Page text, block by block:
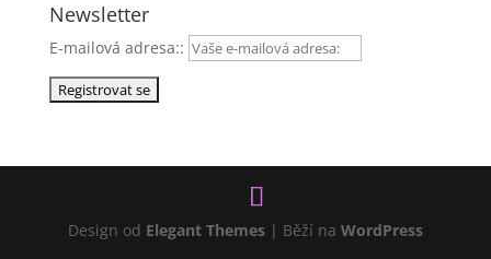
Newsletter
E-mailová adresa::
Design od Elegant Themes| Běží na WordPress